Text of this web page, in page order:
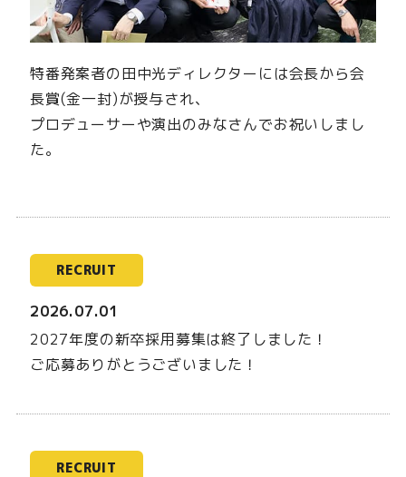
特番発案者の田中光ディレクターには会長から会
長賞(金一封)が授与され、
プロデューサーや演出のみなさんでお祝いしまし
た。
RECRUIT
2026.07.01
2027年度の新卒採用募集は終了しました！
ご応募ありがとうございました！
RECRUIT